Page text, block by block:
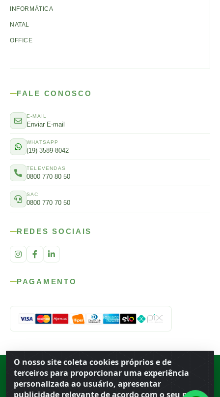
O nosso site coleta cookies próprios e de
terceiros para proporcionar uma experiência
personalizada ao usuário, apresentar
publicidade relevante de acordo com o seu perfil
INFORMÁTICA
NATAL
OFFICE
FALE CONOSCO
E-MAIL
Enviar E-mail
WHATSAPP
(19) 3589-8042
TELEVENDAS
0800 770 80 50
SAC
0800 770 70 50
REDES SOCIAIS
PAGAMENTO
Rod. SP-215, s/n, km 98 — Área Rural Porto Ferreira ·BR
· CEP
· CNPJ 56.679.863/0001-91
© 2026 Atacado Ideal